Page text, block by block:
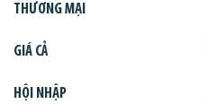
THƯƠNG MẠI
GIÁ CẢ
HỘI NHẬP